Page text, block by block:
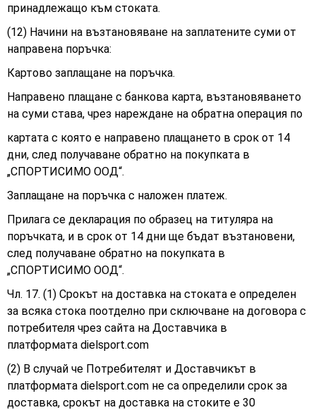
принадлежащо към стоката.
(12) Начини на възтановяване на заплатените суми от
направена поръчка:
Картово заплащане на поръчка.
Направено плащане с банкова карта, възтановяването
на суми става, чрез нареждане на обратна операция по
картата с която е направено плащането в срок от 14
дни, след получаване обратно на покупката в
„СПОРТИСИМО ООД“.
Заплащане на поръчка с наложен платеж.
Прилага се декларация по образец на титуляра на
поръчката, и в срок от 14 дни ще бъдат възтановени,
след получаване обратно на покупката в
„СПОРТИСИМО ООД“.
Чл. 17. (1) Срокът на доставка на стоката е определен
за всяка стока поотделно при сключване на договора с
потребителя чрез сайта на Доставчика в
платформата dielsport.com
(2) В случай че Потребителят и Доставчикът в
платформата dielsport.com не са определили срок за
доставка, срокът на доставка на стоките е 30